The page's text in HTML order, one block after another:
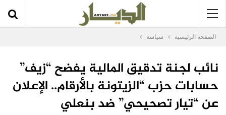
الصفحة الرئيسية سياسة
نائب لجنة تدقيق المالية يفضح “زيف”
حسابات حزب “الزيتونة بالأرقام.. الإعلان
عن “تيار تصحيحي” ضد بنعلي